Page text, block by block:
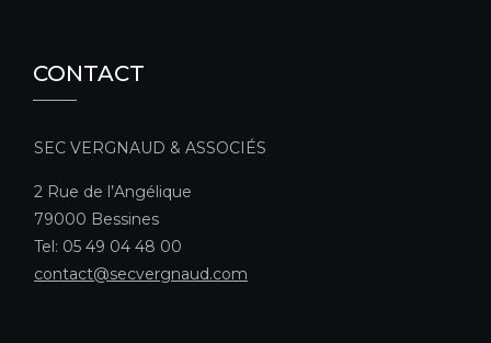
CONTACT
SEC VERGNAUD & ASSOCIÉS
2 Rue de l’Angélique
79000 Bessines
Tel: 05 49 04 48 00
contact@secvergnaud.com